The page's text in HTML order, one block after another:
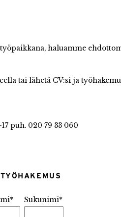
haluamme
tai lähetä CV:si ja
puh. 020 79 33 060
* Sukunimi*